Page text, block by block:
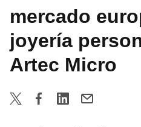
mercado
joyería
Artec Micro